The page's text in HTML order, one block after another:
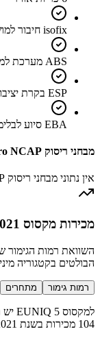
isofix חיבור למושבי בטיחות לילדים
ABS מערכת למניעת נעילת גלגלים
ESP בקרת יציבות
EBA סיוע לבלימת חירום
מבחני ריסוק Euro NCAP
אין נתוני מבחני ריסוק Euro NCAP לדגם זה
מכירות מקסוס EUNIQ 5 2021 והשוואה למתחרים
הבולטים בקטגוריה
רמות גימור מתחרים
104 מכירות בשנת 2021